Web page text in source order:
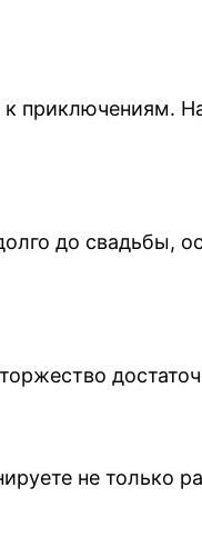
приключениям.
до свадьбы,
не только